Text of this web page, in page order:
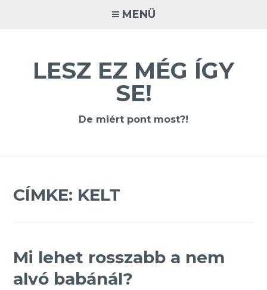
MENÜ
LESZ EZ MÉG ÍGY
SE!
De miért pont most?!
CÍMKE: KELT
Mi lehet rosszabb a nem
alvó babánál?